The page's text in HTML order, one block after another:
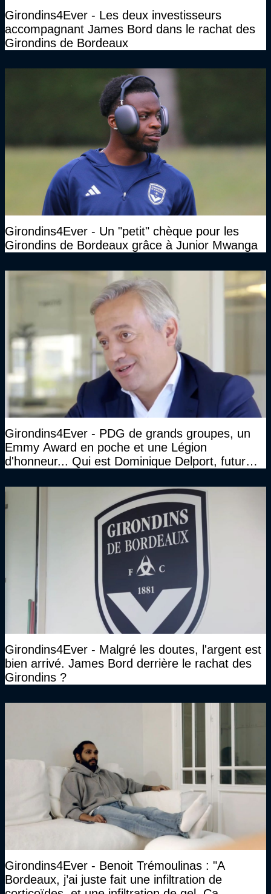
Girondins4Ever - Les deux investisseurs
accompagnant James Bord dans le rachat des
Girondins de Bordeaux
Girondins4Ever - Un "petit" chèque pour les
Girondins de Bordeaux grâce à Junior Mwanga
Girondins4Ever - PDG de grands groupes, un
Emmy Award en poche et une Légion
d'honneur... Qui est Dominique Delport, futur
Girondins4Ever - Malgré les doutes, l'argent est
bien arrivé. James Bord derrière le rachat des
Girondins ?
Girondins4Ever - Benoit Trémoulinas : "A
Bordeaux, j’ai juste fait une infiltration de